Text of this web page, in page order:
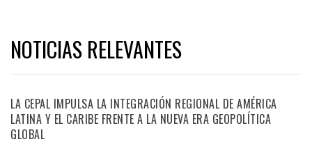
NOTICIAS RELEVANTES
LA CEPAL IMPULSA LA INTEGRACIÓN REGIONAL DE AMÉRICA
LATINA Y EL CARIBE FRENTE A LA NUEVA ERA GEOPOLÍTICA
GLOBAL